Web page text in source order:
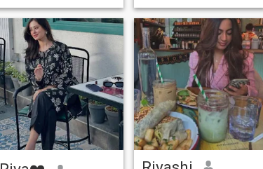
semblable surtout sans
routine et qui sait plus tard